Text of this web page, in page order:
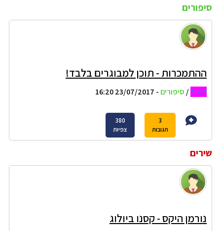
סיפורים
ההתמכרות - תוכן למבוגרים בלבד!
ליאור/ סיפורים - 23/07/2017 16:20
3
תגובות
380
צפיות
שירים
נורמן היקס - קסנו ביולוג